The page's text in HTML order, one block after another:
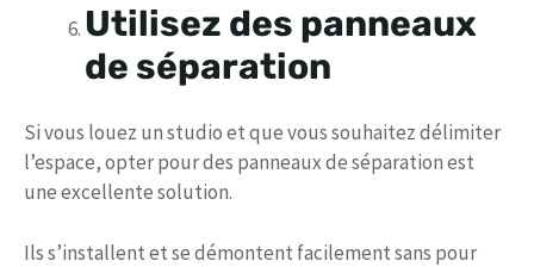
Utilisez des panneaux
de séparation
Si vous louez un studio et que vous souhaitez délimiter
l’espace, opter pour des panneaux de séparation est
une excellente solution.
Ils s’installent et se démontent facilement sans pour